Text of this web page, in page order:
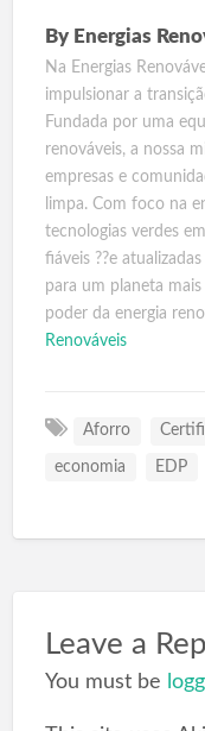
By Energias
Na Energias
impulsionar a
Fundada por uma
renováveis, a nossa
empresas e
limpa. Com foco na
tecnologias verdes
fiáveis ??e
para um planeta
poder da energia
Renováveis
Aforro
economia EDP
Leave a
You must be